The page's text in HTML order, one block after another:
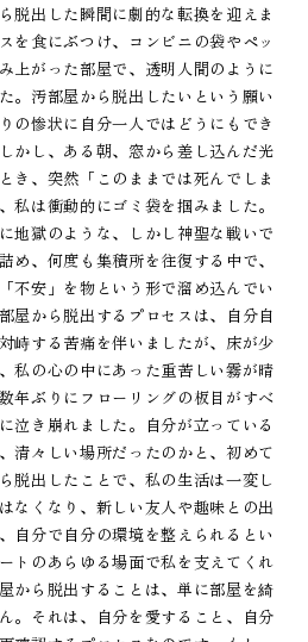
脱出した瞬間に劇的な転換を迎えま
を食にぶつけ、コンビニの袋やペッ
上がった部屋で、透明人間のように
。汚部屋から脱出したいという願い
の惨状に自分一人ではどうにもでき
かし、ある朝、窓から差し込んだ光
き、突然「このままでは死んでしま
私は衝動的にゴミ袋を掴みました。
地獄のような、しかし神聖な戦いで
め、何度も集積所を往復する中で、
不安」を物という形で溜め込んでい
屋から脱出するプロセスは、自分自
峙する苦痛を伴いましたが、床が少
私の心の中にあった重苦しい霧が晴
年ぶりにフローリングの板目がすべ
泣き崩れました。自分が立っている
清々しい場所だったのかと、初めて
脱出したことで、私の生活は一変し
なくなり、新しい友人や趣味との出
自分で自分の環境を整えられるとい
トのあらゆる場面で私を支えてくれ
から脱出することは、単に部屋を綺
。それは、自分を愛すること、自分